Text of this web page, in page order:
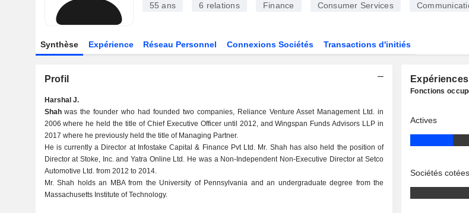
55 ans 6 relations Finance Consumer Services
Synthèse Expérience Réseau Personnel Connexions Sociétés Transactions d'initiés
Profil
Harshal J.
Shahwas the founder who had founded two companies, Reliance Venture Asset Management Ltd. in
2006 where he held the title of Chief Executive Officer until 2012, and Wingspan Funds Advisors LLP in
2017 where he previously held the title of Managing Partner.
He is currently a Director at Infostake Capital & Finance Pvt Ltd. Mr. Shah has also held the position of
Director at Stoke, Inc. and Yatra Online Ltd. He was a Non-Independent Non-Executive Director at Setco
Automotive Ltd. from 2012 to 2014.
Mr. Shah holds an MBA from the University of Pennsylvania and an undergraduate degree from the
Massachusetts Institute of Technology.
Expériences
Fonctions
Actives
Sociétés cotées